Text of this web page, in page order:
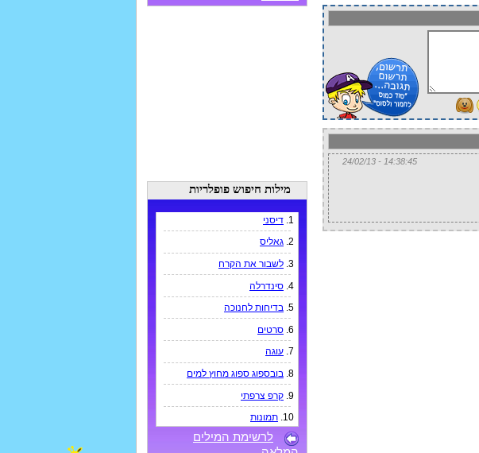
14:38:45 - 24/02/13
מילות חיפוש פופלריות
1. דיסני
2. גאליס
3. לשבור את הקרח
4. סינדרלה
5. בדיחות לחנוכה
6. סרטים
7. עוגה
8. בובספוג ספוג מחוץ למים
9. קרפ צרפתי
10. תמונות
לרשימת המילים